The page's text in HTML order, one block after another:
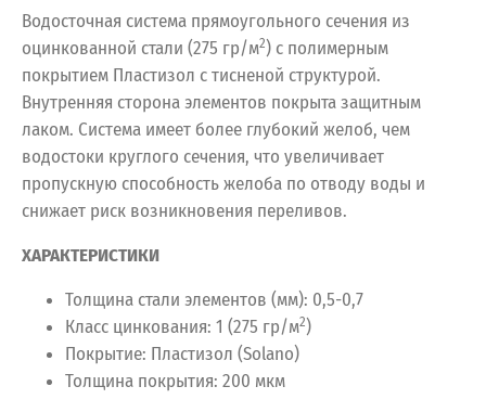
Водосточная система прямоугольного сечения из
оцинкованной стали (275 гр/м2) с полимерным
покрытием Пластизол с тисненой структурой.
Внутренняя сторона элементов покрыта защитным
лаком. Система имеет более глубокий желоб, чем
водостоки круглого сечения, что увеличивает
пропускную способность желоба по отводу воды и
снижает риск возникновения переливов.
ХАРАКТЕРИСТИКИ
Толщина стали элементов (мм): 0,5-0,7
Класс цинкования: 1 (275 гр/м2)
Покрытие: Пластизол (Solano)
Толщина покрытия: 200 мкм